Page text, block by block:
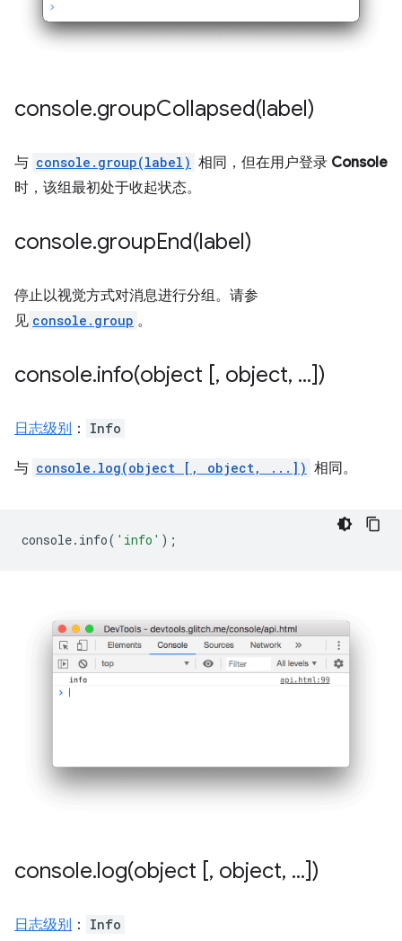
console.groupCollapsed(label)
与 console.group(label) 相同，但在用户登录 Console
时，该组最初处于收起状态。
console.groupEnd(label)
停止以视觉方式对消息进行分组。请参
见 console.group 。
console.info(object [, object, ...])
日志级别 ： Info
与 console.log(object [, object, ...]) 相同。
console. info( 'info' );
console.log(object [, object, ...])
日志级别 ： Info